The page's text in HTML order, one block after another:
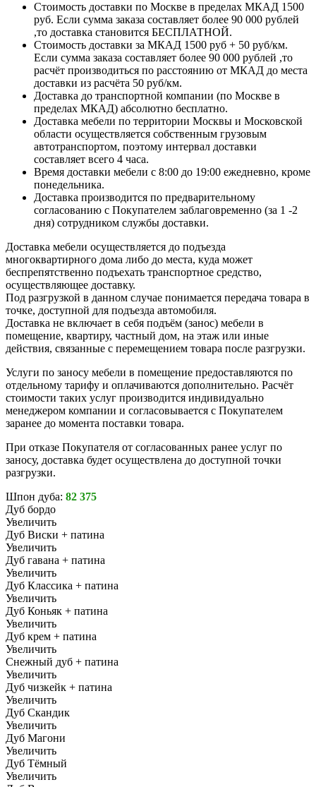
Стоимость доставки по Москве в пределах МКАД 1500
руб. Если сумма заказа составляет более 90 000 рублей
,то доставка становится БЕСПЛАТНОЙ.
Стоимость доставки за МКАД 1500 руб + 50 руб/км.
Если сумма заказа составляет более 90 000 рублей ,то
расчёт производиться по расстоянию от МКАД до места
доставки из расчёта 50 руб/км.
Доставка до транспортной компании (по Москве в
пределах МКАД) абсолютно бесплатно.
Доставка мебели по территории Москвы и Московской
области осуществляется собственным грузовым
автотранспортом, поэтому интервал доставки
составляет всего 4 часа.
Время доставки мебели с 8:00 до 19:00 ежедневно, кроме
понедельника.
Доставка производится по предварительному
согласованию с Покупателем заблаговременно (за 1 -2
дня) сотрудником службы доставки.
Доставка мебели осуществляется до подъезда
многоквартирного дома либо до места, куда может
беспрепятственно подъехать транспортное средство,
осуществляющее доставку.
Под разгрузкой в данном случае понимается передача товара в
точке, доступной для подъезда автомобиля.
Доставка не включает в себя подъём (занос) мебели в
помещение, квартиру, частный дом, на этаж или иные
действия, связанные с перемещением товара после разгрузки.
Услуги по заносу мебели в помещение предоставляются по
отдельному тарифу и оплачиваются дополнительно. Расчёт
стоимости таких услуг производится индивидуально
менеджером компании и согласовывается с Покупателем
заранее до момента поставки товара.
При отказе Покупателя от согласованных ранее услуг по
заносу, доставка будет осуществлена до доступной точки
разгрузки.
Шпон дуба: 82 375
Дуб бордо
Увеличить
Дуб Виски + патина
Увеличить
Дуб гавана + патина
Увеличить
Дуб Классика + патина
Увеличить
Дуб Коньяк + патина
Увеличить
Дуб крем + патина
Увеличить
Снежный дуб + патина
Увеличить
Дуб чизкейк + патина
Увеличить
Дуб Скандик
Увеличить
Дуб Магони
Увеличить
Дуб Тёмный
Увеличить